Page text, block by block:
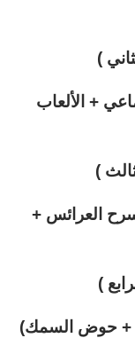
)
+ الألعاب
)
العرائس +
)
+ حوض السمك)